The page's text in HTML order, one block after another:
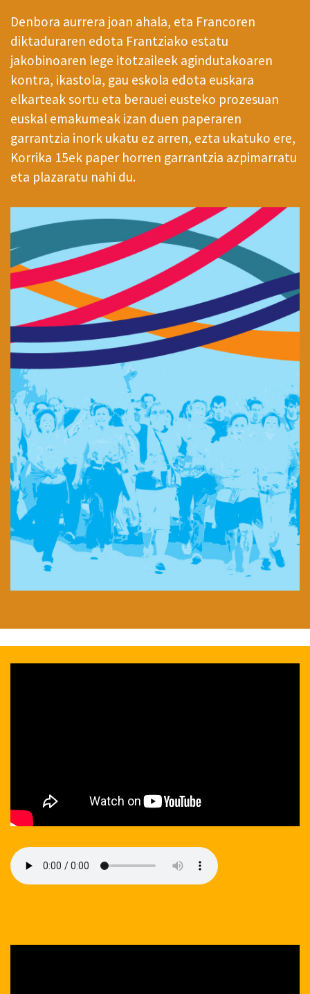
Denbora aurrera joan ahala, eta Francoren
diktaduraren edota Frantziako estatu
jakobinoaren lege itotzaileek agindutakoaren
kontra, ikastola, gau eskola edota euskara
elkarteak sortu eta berauei eusteko prozesuan
euskal emakumeak izan duen paperaren
garrantzia inork ukatu ez arren, ezta ukatuko ere,
Korrika 15ek paper horren garrantzia azpimarratu
eta plazaratu nahi du.